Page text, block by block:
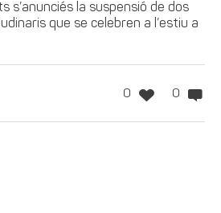
s’anunciés la suspensió de dos
que se celebren a l’estiu a
0 0